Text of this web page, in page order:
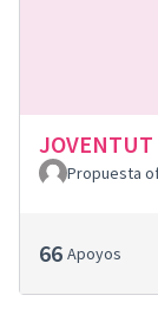
Propuesta
66 Apoyos